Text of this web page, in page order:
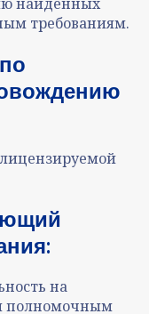
найденных
требованиям.
на
полномочным